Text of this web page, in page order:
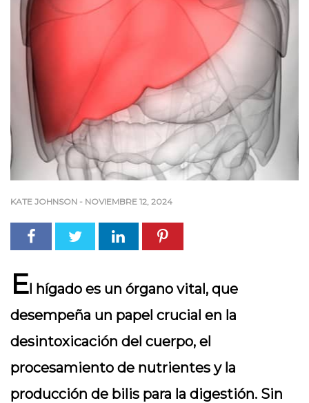
KATE JOHNSON - NOVIEMBRE 12, 2024
El hígado es un órgano vital, que
desempeña un papel crucial en la
desintoxicación del cuerpo, el
procesamiento de nutrientes y la
producción de bilis para la digestión. Sin